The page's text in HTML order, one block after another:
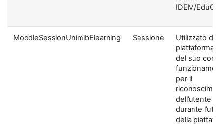
IDEM/
MoodleSessionUnimibElearning Sessione
Utilizzato
piattaforma
del suo
per il
dell’utente
durante
della